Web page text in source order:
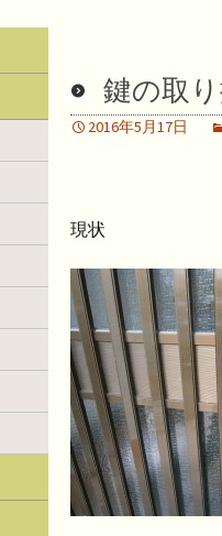
鍵の取
2016年5月17日
現状